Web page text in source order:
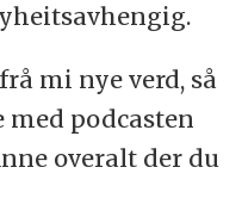
mi nye verd, så
podcasten
overalt der du